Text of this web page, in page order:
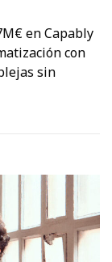
en Capably
con
sin